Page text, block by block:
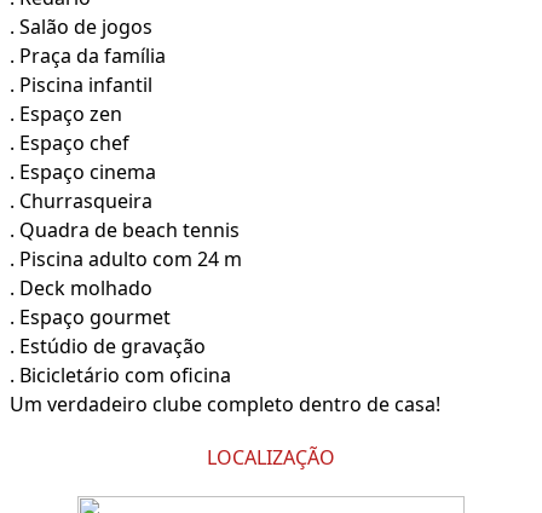
. Salão de jogos
. Praça da família
. Piscina infantil
. Espaço zen
. Espaço chef
. Espaço cinema
. Churrasqueira
. Quadra de beach tennis
. Piscina adulto com 24 m
. Deck molhado
. Espaço gourmet
. Estúdio de gravação
. Bicicletário com oficina
Um verdadeiro clube completo dentro de casa!
LOCALIZAÇÃO